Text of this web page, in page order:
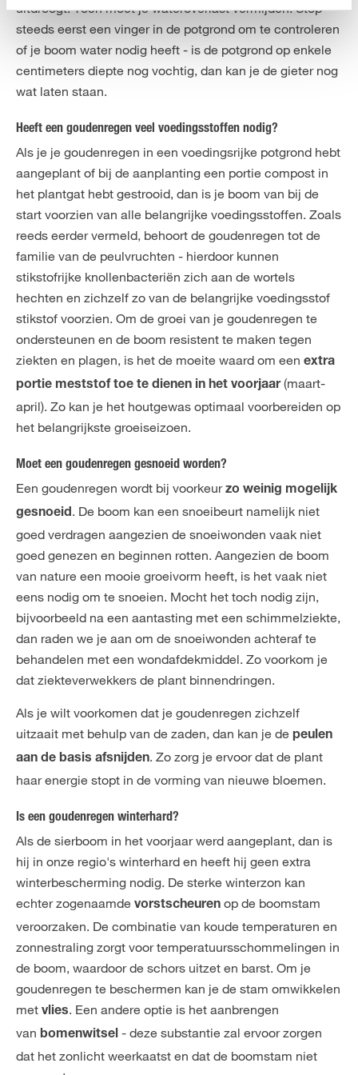
uitdroogt. Toch moet je wateroverlast vermijden. Stop
steeds eerst een vinger in de potgrond om te controleren
of je boom water nodig heeft - is de potgrond op enkele
centimeters diepte nog vochtig, dan kan je de gieter nog
wat laten staan.
Heeft een goudenregen veel voedingsstoffen nodig?
Als je je goudenregen in een voedingsrijke potgrond hebt
aangeplant of bij de aanplanting een portie compost in
het plantgat hebt gestrooid, dan is je boom van bij de
start voorzien van alle belangrijke voedingsstoffen. Zoals
reeds eerder vermeld, behoort de goudenregen tot de
familie van de peulvruchten - hierdoor kunnen
stikstofrijke knollenbacteriën zich aan de wortels
hechten en zichzelf zo van de belangrijke voedingsstof
stikstof voorzien. Om de groei van je goudenregen te
ondersteunen en de boom resistent te maken tegen
ziekten en plagen, is het de moeite waard om een extra
portie meststof toe te dienen in het voorjaar(maart-
april). Zo kan je het houtgewas optimaal voorbereiden op
het belangrijkste groeiseizoen.
Moet een goudenregen gesnoeid worden?
Een goudenregen wordt bij voorkeurzo weinig mogelijk
gesnoeid. De boom kan een snoeibeurt namelijk niet
goed verdragen aangezien de snoeiwonden vaak niet
goed genezen en beginnen rotten. Aangezien de boom
van nature een mooie groeivorm heeft, is het vaak niet
eens nodig om te snoeien. Mocht het toch nodig zijn,
bijvoorbeeld na een aantasting met een schimmelziekte,
dan raden we je aan om de snoeiwonden achteraf te
behandelen met een wondafdekmiddel. Zo voorkom je
dat ziekteverwekkers de plant binnendringen.
Als je wilt voorkomen dat je goudenregen zichzelf
uitzaait met behulp van de zaden, dan kan je de peulen
aan de basis afsnijden. Zo zorg je ervoor dat de plant
haar energie stopt in de vorming van nieuwe bloemen.
Is een goudenregen winterhard?
Als de sierboom in het voorjaar werd aangeplant, dan is
hij in onze regio's winterhard en heeft hij geen extra
winterbescherming nodig. De sterke winterzon kan
echter zogenaamde vorstscheuren op de boomstam
veroorzaken. De combinatie van koude temperaturen en
zonnestraling zorgt voor temperatuursschommelingen in
de boom, waardoor de schors uitzet en barst. Om je
goudenregen te beschermen kan je de stam omwikkelen
met vlies. Een andere optie is het aanbrengen
van bomenwitsel - deze substantie zal ervoor zorgen
dat het zonlicht weerkaatst en dat de boomstam niet